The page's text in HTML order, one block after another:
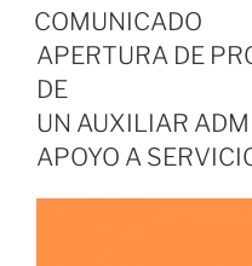
EL
COMUNICADO
APERTURA DE
DE
UN AUXILIAR
APOYO A